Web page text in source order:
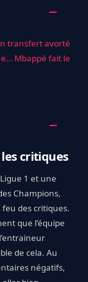
transfert avorté
Mbappé fait le
critiques
1 et une
Champions,
des critiques.
que l’équipe
de cela. Au
négatifs,